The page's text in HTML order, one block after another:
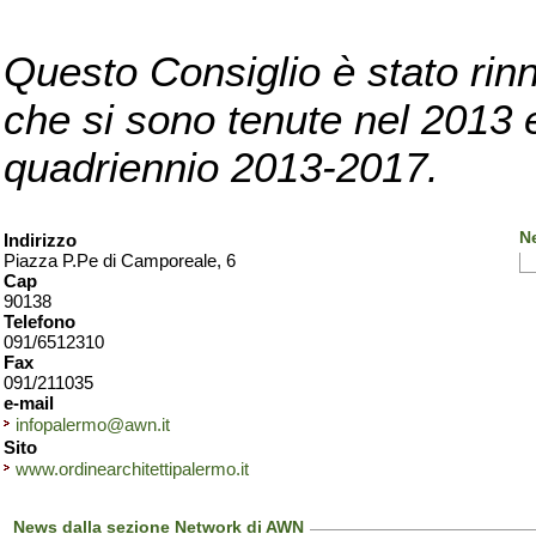
Questo Consiglio è stato
che si sono tenute nel 2013
quadriennio 2013-2017.
Indirizzo
Piazza P.Pe di Camporeale, 6
Cap
90138
Telefono
091/6512310
Fax
091/211035
e-mail
infopalermo@awn.it
Sito
www.ordinearchitettipalermo.it
News dalla sezione Network di AWN